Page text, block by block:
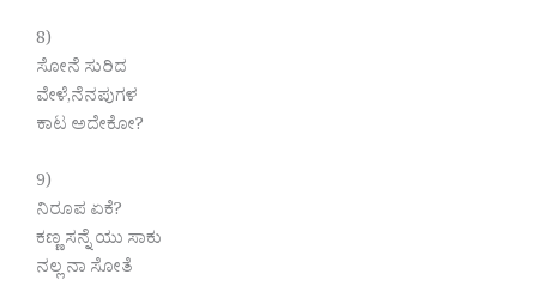
8)
ಸೋನೆ ಸುರಿದ
ವೇಳೆ,ನೆನಪುಗಳ
ಕಾಟ ಅದೇಕೋ?
9)
ನಿರೂಪ ಏಕೆ?
ಕಣ್ಣ ಸನ್ನೆ ಯು ಸಾಕು
ನಲ್ಲ ನಾ ಸೋತೆ